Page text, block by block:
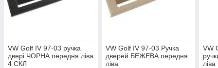
VW Golf IV 97-03 ручка
двері ЧОРНА передня ліва
4 СКЛ
VW Golf IV 97-03 Ручка
дверей БЕЖЕВА передня
ліва
VW
ліва